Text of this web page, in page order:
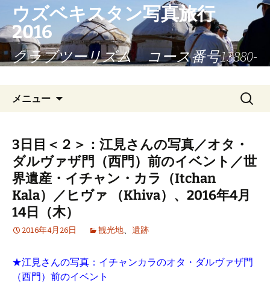
テ
ン
ツ
ウズベキスタン写真旅行
2016
クラブツーリズム コース番号13880-
メニュー
検
索:
3日目＜２＞：江見さんの写真／オタ・
ダルヴァザ門（西門）前のイベント／世
界遺産・イチャン・カラ（Itchan
Kala）／ヒヴァ （Khiva）、2016年4月
14日（木）
2016年4月26日 観光地、 遺跡
★江見さんの写真：イチャンカラのオタ・ダルヴァザ門
（西門）前のイベント